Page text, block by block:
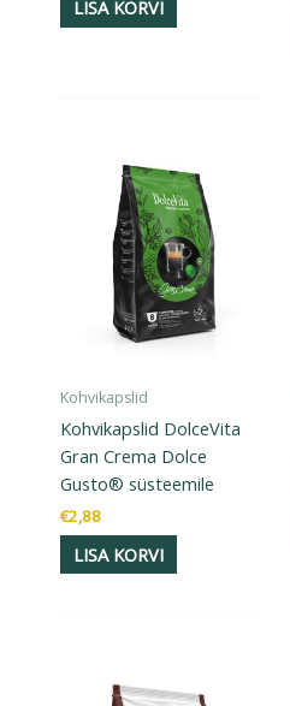
LISA KORVI
Kohvikapslid
Kohvikapslid DolceVita
Gran Crema Dolce
Gusto® süsteemile
€2,88
LISA KORVI